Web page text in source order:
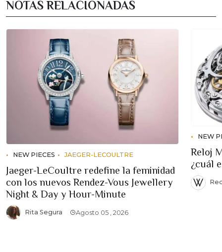
NOTAS RELACIONADAS
NEW PIECES JAEGER-LECOULTRE
Jaeger-LeCoultre redefine la feminidad
con los nuevos Rendez-Vous Jewellery
Night & Day y Hour-Minute
Rita Segura Agosto 05 , 2026
NEW
Reloj
¿cuál